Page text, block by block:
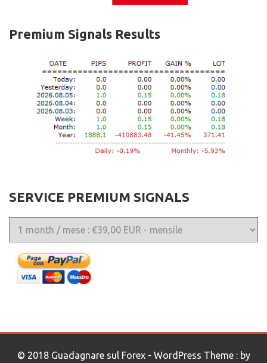
Premium Signals Results
SERVICE PREMIUM SIGNALS
© 2018 Guadagnare sul Forex - WordPress Theme : by